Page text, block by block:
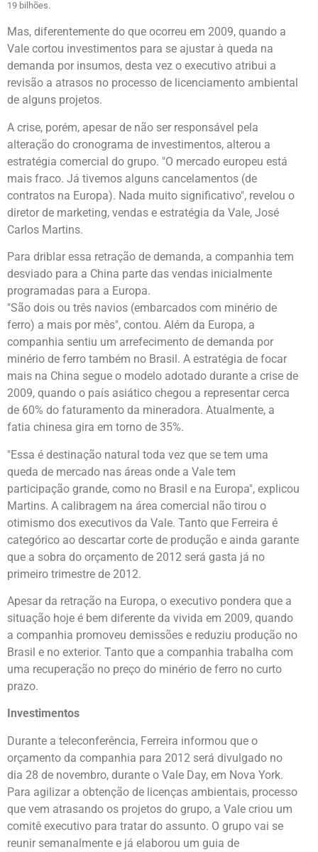
19 bilhões.
Mas, diferentemente do que ocorreu em 2009, quando a
Vale cortou investimentos para se ajustar à queda na
demanda por insumos, desta vez o executivo atribui a
revisão a atrasos no processo de licenciamento ambiental
de alguns projetos.
A crise, porém, apesar de não ser responsável pela
alteração do cronograma de investimentos, alterou a
estratégia comercial do grupo. "O mercado europeu está
mais fraco. Já tivemos alguns cancelamentos (de
contratos na Europa). Nada muito significativo", revelou o
diretor de marketing, vendas e estratégia da Vale, José
Carlos Martins.
Para driblar essa retração de demanda, a companhia tem
desviado para a China parte das vendas inicialmente
programadas para a Europa.
"São dois ou três navios (embarcados com minério de
ferro) a mais por mês", contou. Além da Europa, a
companhia sentiu um arrefecimento de demanda por
minério de ferro também no Brasil. A estratégia de focar
mais na China segue o modelo adotado durante a crise de
2009, quando o país asiático chegou a representar cerca
de 60% do faturamento da mineradora. Atualmente, a
fatia chinesa gira em torno de 35%.
"Essa é destinação natural toda vez que se tem uma
queda de mercado nas áreas onde a Vale tem
participação grande, como no Brasil e na Europa", explicou
Martins. A calibragem na área comercial não tirou o
otimismo dos executivos da Vale. Tanto que Ferreira é
categórico ao descartar corte de produção e ainda garante
que a sobra do orçamento de 2012 será gasta já no
primeiro trimestre de 2012.
Apesar da retração na Europa, o executivo pondera que a
situação hoje é bem diferente da vivida em 2009, quando
a companhia promoveu demissões e reduziu produção no
Brasil e no exterior. Tanto que a companhia trabalha com
uma recuperação no preço do minério de ferro no curto
prazo.
Investimentos
Durante a teleconferência, Ferreira informou que o
orçamento da companhia para 2012 será divulgado no
dia 28 de novembro, durante o Vale Day, em Nova York.
Para agilizar a obtenção de licenças ambientais, processo
que vem atrasando os projetos do grupo, a Vale criou um
comitê executivo para tratar do assunto. O grupo vai se
reunir semanalmente e já elaborou um guia de